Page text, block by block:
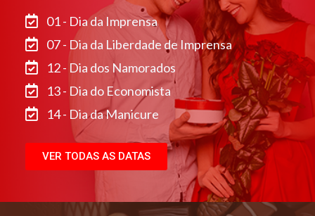
01 - Dia da Imprensa
07 - Dia da Liberdade de Imprensa
12 - Dia dos Namorados
13 - Dia do Economista
14 - Dia da Manicure
VER TODAS AS DATAS